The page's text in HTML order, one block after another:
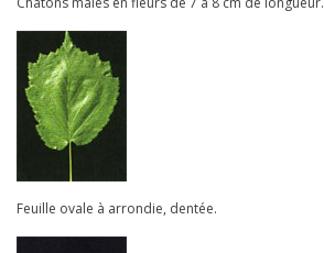
Feuille ovale à arrondie, dentée.